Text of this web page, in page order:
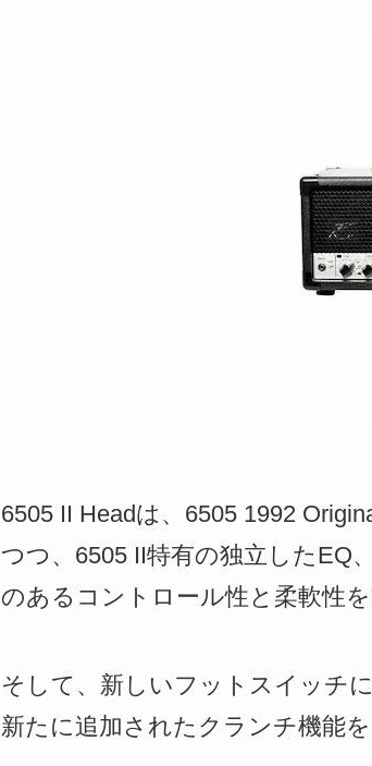
6505 II Headは、6505 1992
つつ、6505 II特有の独立したEQ
のあるコントロール性と柔軟性
そして、新しいフットスイッチ
新たに追加されたクランチ機能